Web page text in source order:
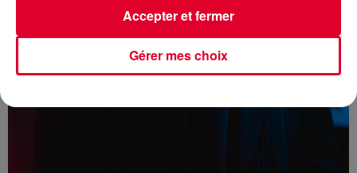
Gérer mes choix
Accepter et fermer